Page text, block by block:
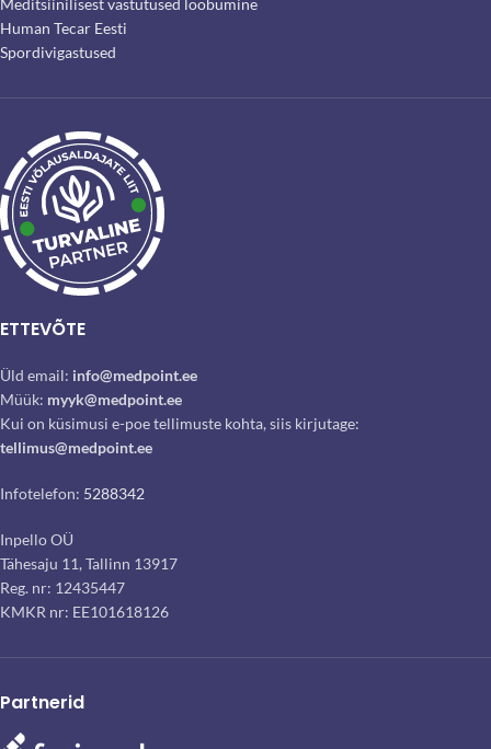
Meditsiinilisest vastutused loobumine
Human Tecar Eesti
Spordivigastused
ETTEVÕTE
Üld email: info@medpoint.ee
Müük: myyk@medpoint.ee
Kui on küsimusi e-poe tellimuste kohta, siis kirjutage:
tellimus@medpoint.ee
Infotelefon: 5288342
Inpello OÜ
Tähesaju 11, Tallinn 13917
Reg. nr: 12435447
KMKR nr: EE101618126
Partnerid